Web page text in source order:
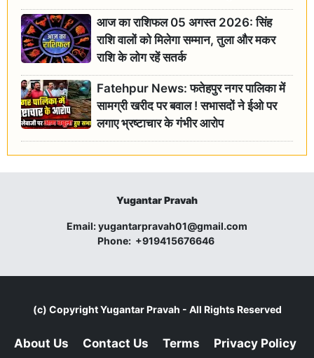
आज का राशिफल 05 अगस्त 2026: सिंह
राशि वालों को मिलेगा सम्मान, तुला और मकर
राशि के लोग रहें सतर्क
Fatehpur News: फतेहपुर नगर पालिका में
सामग्री खरीद पर बवाल ! सभासदों ने ईओ पर
लगाए भ्रष्टाचार के गंभीर आरोप
Yugantar Pravah
Email:yugantarpravah01@gmail.com
Phone: +919415676646
(c) CopyrightYugantar Pravah - All Rights Reserved
About Us Contact Us Terms Privacy Policy